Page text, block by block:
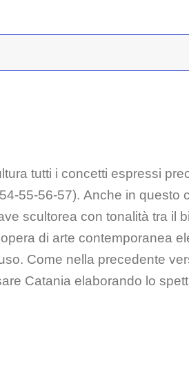
tutti i concetti espressi
55-56-57). Anche in questo
scultorea con tonalità tra il
di arte contemporanea
Come nella precedente
Catania elaborando lo